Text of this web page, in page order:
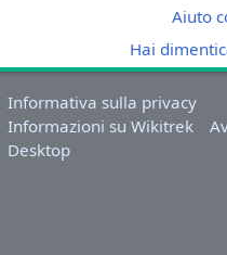
Aiuto
Hai
Informativa sulla privacy
Informazioni su Wikitrek
Desktop